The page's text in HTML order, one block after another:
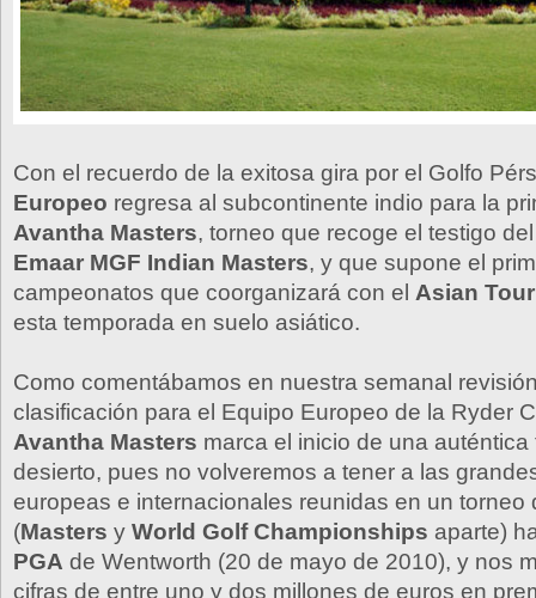
Con el recuerdo de la exitosa gira por el Golfo
Europeo regresa al subcontinente indio para la
Avantha Masters, torneo que recoge el testigo
Emaar MGF Indian Masters, y que supone el
campeonatos que coorganizará con el Asian Tour
esta temporada en suelo asiático.
Como comentábamos en nuestra semanal
clasificación para el Equipo Europeo de la Ryder
Avantha Masters marca el inicio de una
desierto, pues no volveremos a tener a las
europeas e internacionales reunidas en un torneo
(Masters y World Golf Championships aparte)
PGA de Wentworth (20 de mayo de 2010), y nos
cifras de entre uno y dos millones de euros en